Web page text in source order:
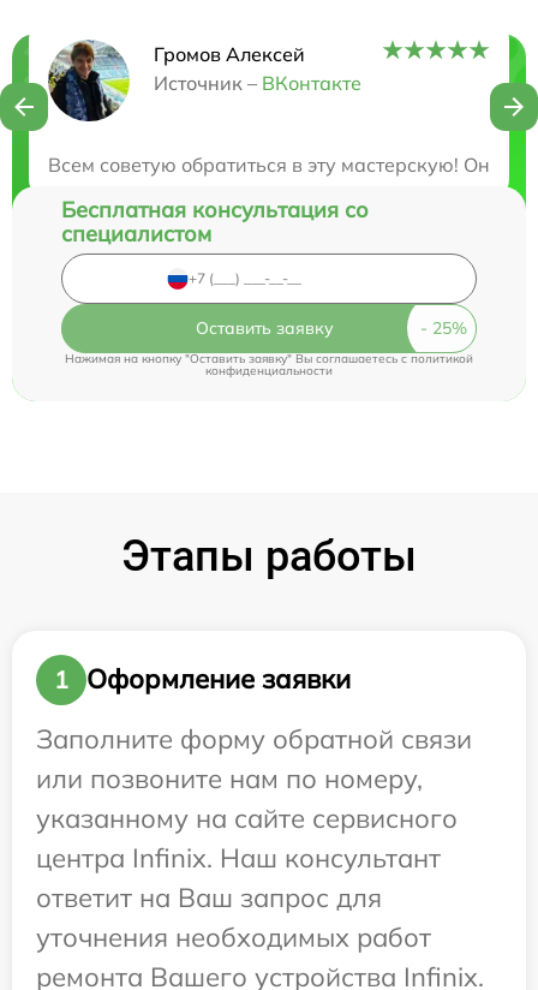
Громов Алексей
Источник – ВКонтакте
Всем советую обратиться в эту мастерскую! Они
Нужна консультация?
Бесплатная консультация со
специалистом
Оставить заявку
Нажимая на кнопку "Оставить заявку" Вы соглашаетесь cполитикой
конфиденциальности
Этапы работы
1
Оформление заявки
Заполните форму обратной связи
или позвоните нам по номеру,
указанному на сайте сервисного
центра Infinix. Наш консультант
ответит на Ваш запрос для
уточнения необходимых работ
ремонта Вашего устройства Infinix.